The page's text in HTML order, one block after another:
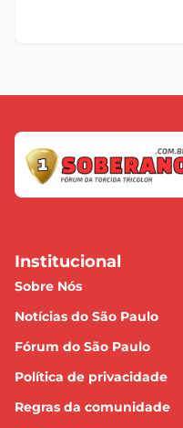
Institucional
Sobre Nós
Notícias do São Paulo
Fórum do São Paulo
Política de privacidade
Regras da comunidade